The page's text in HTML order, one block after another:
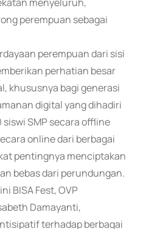
perempuan sebagai
perempuan dari sisi
perhatian besar
khususnya bagi generasi
digital yang dihadiri
SMP secara offline
online dari berbagai
pentingnya menciptakan
bebas dari perundungan.
BISA Fest, OVP
Damayanti,
terhadap berbagai